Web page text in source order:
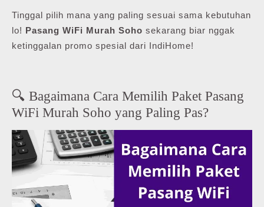
Tinggal pilih mana yang paling sesuai sama kebutuhan
lo! Pasang WiFi Murah Soho sekarang biar nggak
ketinggalan promo spesial dari IndiHome!
🔍 Bagaimana Cara Memilih Paket Pasang
WiFi Murah Soho yang Paling Pas?